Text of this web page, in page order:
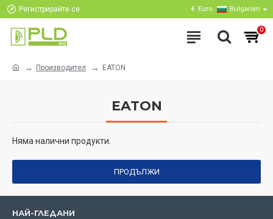
Регистрирайте се € Euro Bulgarian
0
Производител EATON
EATON
Няма налични продукти.
ПРОДЪЛЖИ
НАЙ-ГЛЕДАНИ